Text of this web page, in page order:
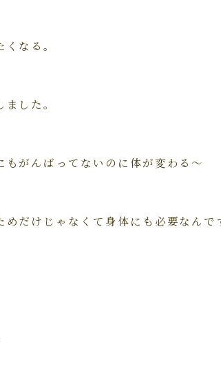
なる。
した。
がんばってないのに体が変わる～
だけじゃなくて身体にも必要なんで